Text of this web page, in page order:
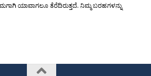
ಯಾವಾಗಲೂ ತೆರೆದಿರುತ್ತದೆ. ನಿಮ್ಮ ಬರಹಗಳನ್ನು